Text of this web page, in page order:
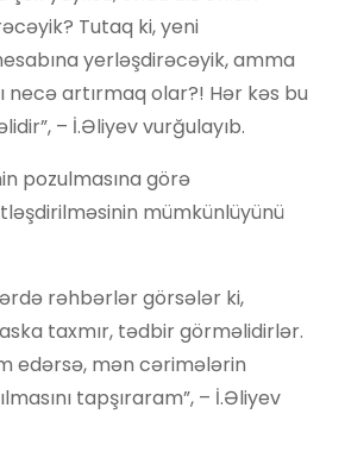
Tutaq ki, yeni
yerləşdirəcəyik, amma
necə artırmaq olar?! Hər kəs bu
– İ.Əliyev vurğulayıb.
pozulmasına görə
mümkünlüyünü
rəhbərlər görsələr ki,
taxmır, tədbir görməlidirlər.
edərsə, mən cərimələrin
tapşıraram”, – İ.Əliyev